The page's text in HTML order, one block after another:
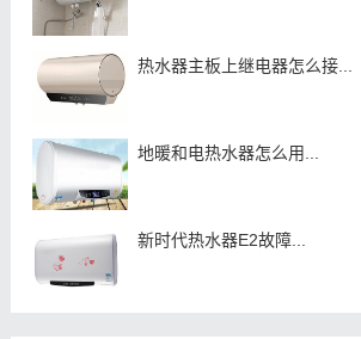
热水器主板上继电器怎么接...
地暖和电热水器怎么用...
新时代热水器E2故障...